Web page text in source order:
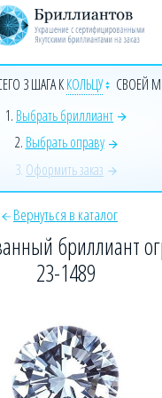
64-91 Заказать звонок
3 ШАГА ККОЛЬЦУ
СВОЕЙ
1. Выбрать бриллиант
2. Выбрать оправу
3. Оформить заказ
Вернуться в каталог
бриллиант
23-1489